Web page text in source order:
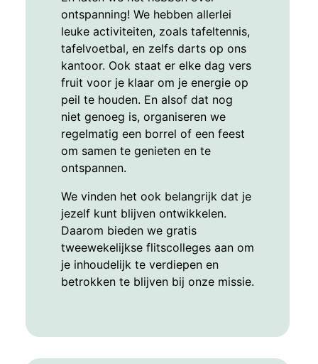
ontspanning! We hebben allerlei
leuke activiteiten, zoals tafeltennis,
tafelvoetbal, en zelfs darts op ons
kantoor. Ook staat er elke dag vers
fruit voor je klaar om je energie op
peil te houden. En alsof dat nog
niet genoeg is, organiseren we
regelmatig een borrel of een feest
om samen te genieten en te
ontspannen.
We vinden het ook belangrijk dat je
jezelf kunt blijven ontwikkelen.
Daarom bieden we gratis
tweewekelijkse flitscolleges aan om
je inhoudelijk te verdiepen en
betrokken te blijven bij onze missie.